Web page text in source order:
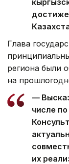
Глава
региона были
на
—
числе
их